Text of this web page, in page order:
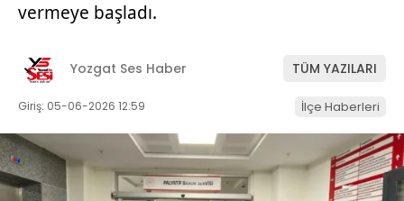
vermeye başladı.
Yozgat Ses Haber TÜM YAZILARI
Giriş: 05-06-2026 12:59 İlçe Haberleri